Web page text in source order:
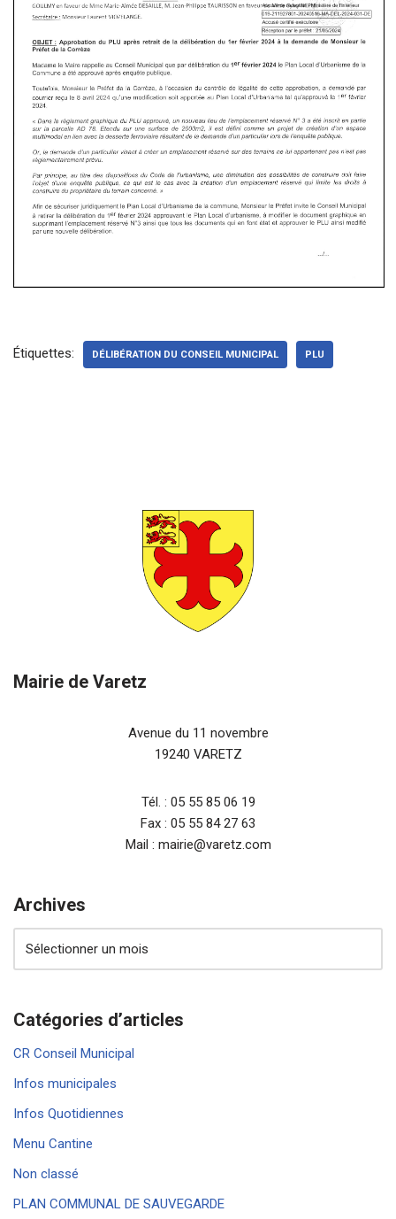
Étiquettes: DÉLIBÉRATION DU CONSEIL MUNICIPAL PLU
Mairie de Varetz
Avenue du 11 novembre
19240 VARETZ
Tél. : 05 55 85 06 19
Fax : 05 55 84 27 63
Mail : mairie@varetz.com
Archives
Catégories d’articles
CR Conseil Municipal
Infos municipales
Infos Quotidiennes
Menu Cantine
Non classé
PLAN COMMUNAL DE SAUVEGARDE